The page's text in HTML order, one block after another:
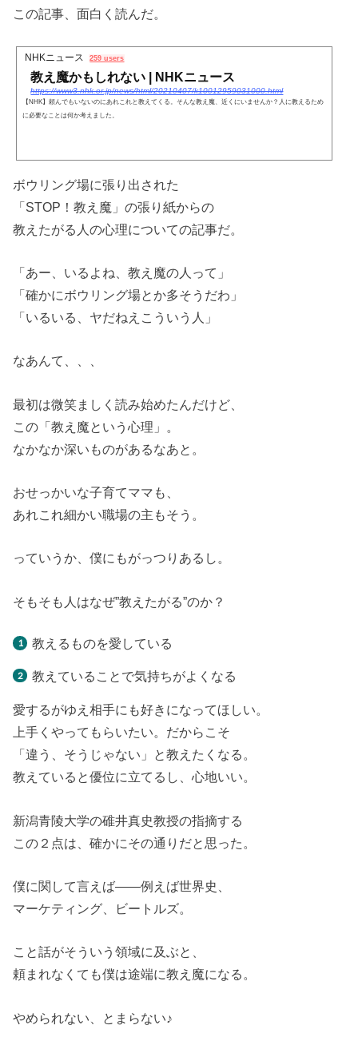
この記事、面白く読んだ。
NHKニュース 259 users
教え魔かもしれない | NHKニュース
https://www3.nhk.or.jp/news/html/20210407/k10012959031000.html
【NHK】頼んでもいないのにあれこれと教えてくる。そんな教え魔、近くにいませんか？人に教えるため
に必要なことは何か考えました。
ボウリング場に張り出された
「STOP！教え魔」の張り紙からの
教えたがる人の心理についての記事だ。
「あー、いるよね、教え魔の人って」
「確かにボウリング場とか多そうだわ」
「いるいる、ヤだねえこういう人」
なあんて、、、
最初は微笑ましく読み始めたんだけど、
この「教え魔という心理」。
なかなか深いものがあるなあと。
おせっかいな子育てママも、
あれこれ細かい職場の主もそう。
っていうか、僕にもがっつりあるし。
そもそも人はなぜ”教えたがる”のか？
教えるものを愛している
教えていることで気持ちがよくなる
愛するがゆえ相手にも好きになってほしい。
上手くやってもらいたい。だからこそ
「違う、そうじゃない」と教えたくなる。
教えていると優位に立てるし、心地いい。
新潟青陵大学の碓井真史教授の指摘する
この２点は、確かにその通りだと思った。
僕に関して言えば――例えば世界史、
マーケティング、ビートルズ。
こと話がそういう領域に及ぶと、
頼まれなくても僕は途端に教え魔になる。
やめられない、とまらない♪